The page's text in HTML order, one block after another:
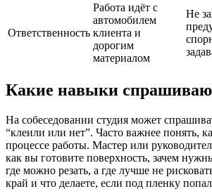
Ответственность
Работа идёт с
автомобилем
клиента и
дорогим
материалом
Не
Какие навыки
На собеседовании студия может
“клеили или нет”. Часто важнее понять,
процессе работы. Мастер или
как вы готовите поверхность, зачем
где можно резать, а где лучше не
край и что делаете, если под пленку